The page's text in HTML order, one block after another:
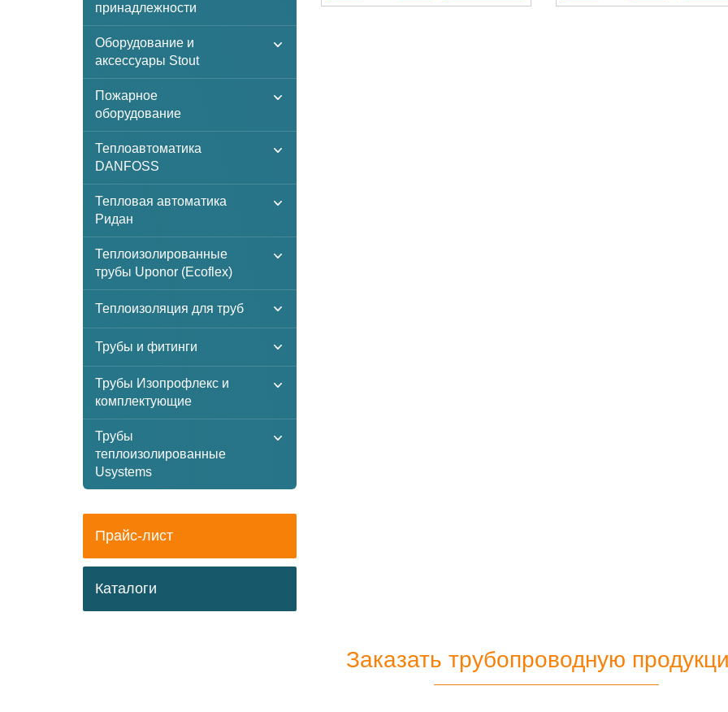
принадлежности
Оборудование и
аксессуары Stout
Пожарное
оборудование
Теплоавтоматика
DANFOSS
Тепловая автоматика
Ридан
Теплоизолированные
трубы Uponor (Ecoflex)
Теплоизоляция для труб
Трубы и фитинги
Трубы Изопрофлекс и
комплектующие
Трубы
теплоизолированные
Usystems
Прайс-лист
Каталоги
Заказать трубопроводную